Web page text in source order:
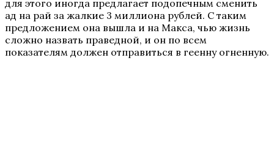
для этого иногда предлагает подопечным сменить
ад на рай за жалкие 3 миллиона рублей. С таким
предложением она вышла и на Макса, чью жизнь
сложно назвать праведной, и он по всем
показателям должен отправиться в геенну огненную.